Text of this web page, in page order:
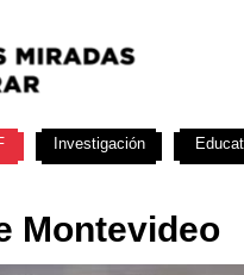
Montevideo
Investigación